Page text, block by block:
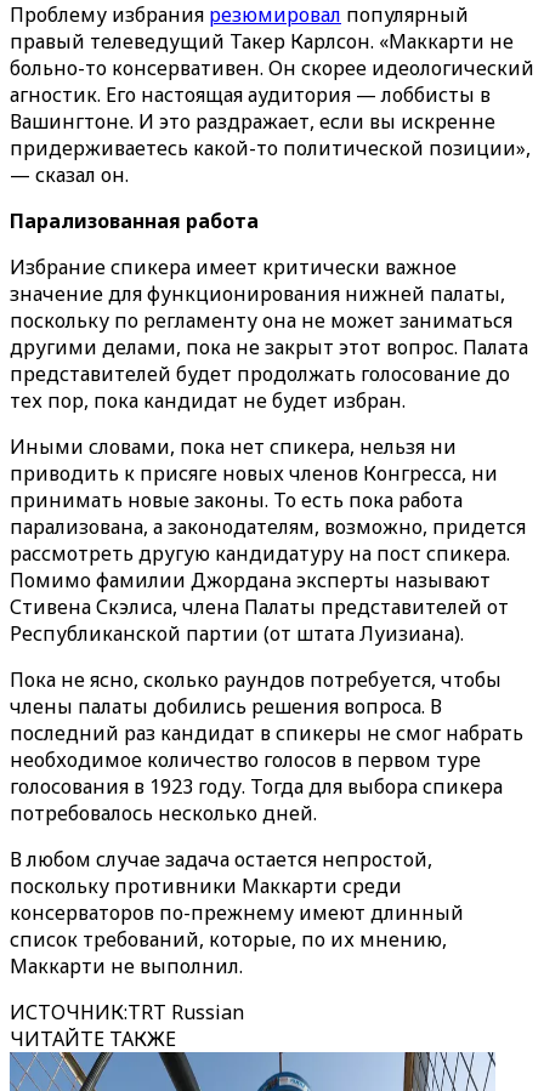
Проблему избрания резюмировал популярный
правый телеведущий Такер Карлсон. «Маккарти не
больно-то консервативен. Он скорее идеологический
агностик. Его настоящая аудитория — лоббисты в
Вашингтоне. И это раздражает, если вы искренне
придерживаетесь какой-то политической позиции»,
— сказал он.
Парализованная работа
Избрание спикера имеет критически важное
значение для функционирования нижней палаты,
поскольку по регламенту она не может заниматься
другими делами, пока не закрыт этот вопрос. Палата
представителей будет продолжать голосование до
тех пор, пока кандидат не будет избран.
Иными словами, пока нет спикера, нельзя ни
приводить к присяге новых членов Конгресса, ни
принимать новые законы. То есть пока работа
парализована, а законодателям, возможно, придется
рассмотреть другую кандидатуру на пост спикера.
Помимо фамилии Джордана эксперты называют
Стивена Скэлиса, члена Палаты представителей от
Республиканской партии (от штата Луизиана).
Пока не ясно, сколько раундов потребуется, чтобы
члены палаты добились решения вопроса. В
последний раз кандидат в спикеры не смог набрать
необходимое количество голосов в первом туре
голосования в 1923 году. Тогда для выбора спикера
потребовалось несколько дней.
В любом случае задача остается непростой,
поскольку противники Маккарти среди
консерваторов по-прежнему имеют длинный
список требований, которые, по их мнению,
Маккарти не выполнил.
ИСТОЧНИК:TRT Russian
ЧИТАЙТЕ ТАКЖЕ